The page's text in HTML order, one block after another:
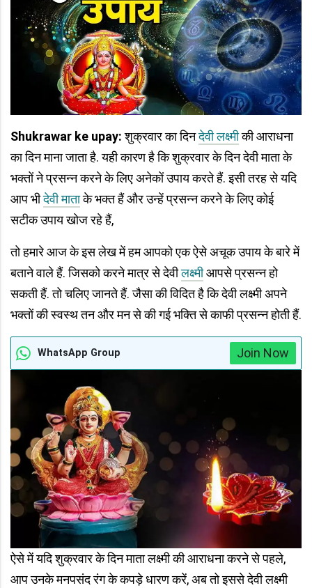
Shukrawar ke upay:शुक्रवार का दिनदेवी लक्ष्मीकी आराधना
का दिन माना जाता है. यही कारण है कि शुक्रवार के दिन देवी माता के
भक्तों ने प्रसन्न करने के लिए अनेकों उपाय करते हैं. इसी तरह से यदि
आप भीदेवी माताके भक्त हैं और उन्हें प्रसन्न करने के लिए कोई
सटीक उपाय खोज रहे हैं,
तो हमारे आज के इस लेख में हम आपको एक ऐसे अचूक उपाय के बारे में
बताने वाले हैं. जिसको करने मात्र से देवीलक्ष्मीआपसे प्रसन्न हो
सकती हैं. तो चलिए जानते हैं. जैसा की विदित है कि देवी लक्ष्मी अपने
भक्तों की स्वस्थ तन और मन से की गई भक्ति से काफी प्रसन्न होती हैं.
WhatsApp Group Join Now
ऐसे में यदि शुक्रवार के दिन माता लक्ष्मी की आराधना करने से पहले,
आप उनके मनपसंद रंग के कपड़े धारण करें, अब तो इससे देवी लक्ष्मी